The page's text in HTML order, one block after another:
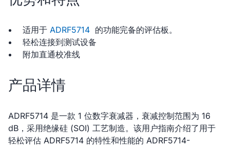
适用于 ADRF5714 的功能完备的评估板。
轻松连接到测试设备
附加直通校准线
产品详情
ADRF5714 是一款 1 位数字衰减器，衰减控制范围为 16
dB，采用绝缘硅 (SOI) 工艺制造。该用户指南介绍了用于
轻松评估 ADRF5714 的特性和性能的 ADRF5714-